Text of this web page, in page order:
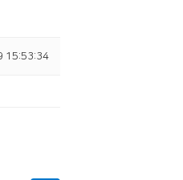
15:53:34